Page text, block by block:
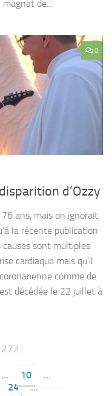
magnat de...
0
d’Ozzy
76 ans, mais on ignorait
la récente publication
causes sont multiples
cardiaque mais qu’il
comme de
décédée le 22 juillet à
272
… 10
…
24
…